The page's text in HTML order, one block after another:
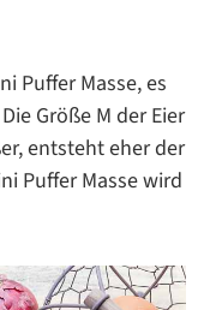
Puffer Masse, es
Größe M der Eier
entsteht eher der
Puffer Masse wird